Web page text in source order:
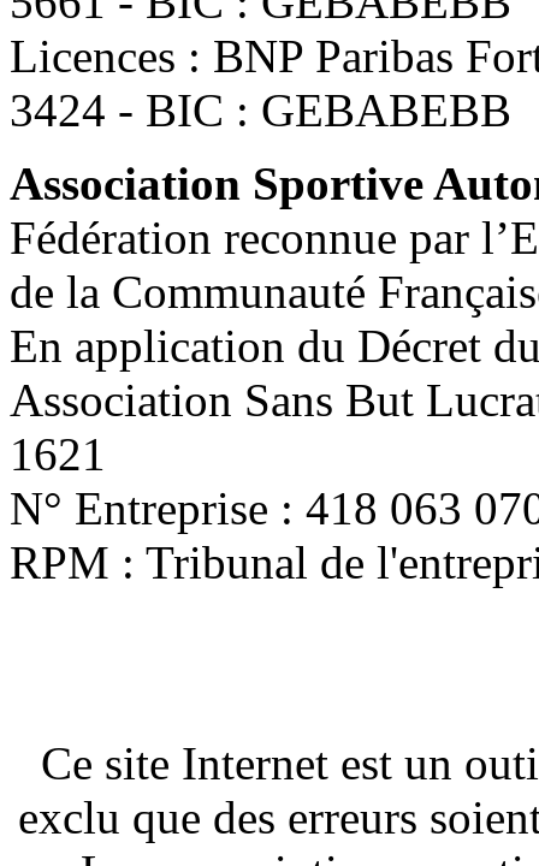
Licences : BNP Paribas
3424 - BIC : GEBABEBB
Association Sportive
Fédération reconnue par
de la Communauté
En application du Décret
Association Sans But
1621
N° Entreprise : 418 063
RPM : Tribunal de
Ce site Internet est un
exclu que des erreurs